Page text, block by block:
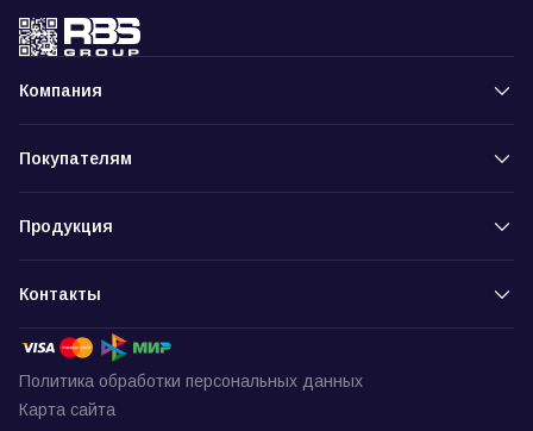
Компания
Покупателям
Продукция
Контакты
Политика обработки персональных данных
Карта сайта